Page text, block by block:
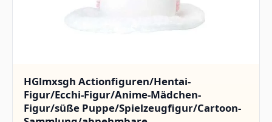
HGlmxsgh Actionfiguren/Hentai-
Figur/Ecchi-Figur/Anime-Mädchen-
Figur/süße Puppe/Spielzeugfigur/Cartoon-